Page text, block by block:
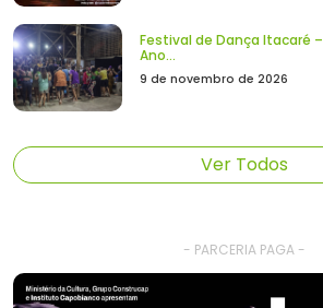
Festival de Dança Itacaré –
Ano...
9 de novembro de 2026
Ver Todos
- PARCERIA PAGA -